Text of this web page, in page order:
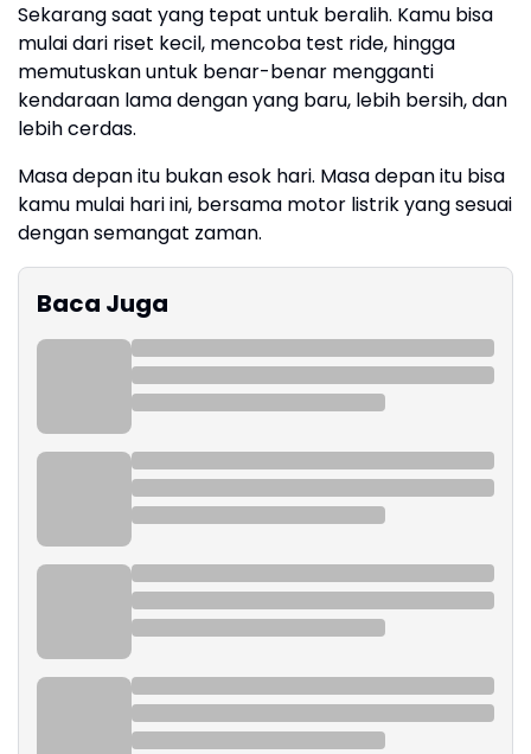
Sekarang saat yang tepat untuk beralih. Kamu bisa
mulai dari riset kecil, mencoba test ride, hingga
memutuskan untuk benar-benar mengganti
kendaraan lama dengan yang baru, lebih bersih, dan
lebih cerdas.
Masa depan itu bukan esok hari. Masa depan itu bisa
kamu mulai hari ini, bersama motor listrik yang sesuai
dengan semangat zaman.
Baca Juga